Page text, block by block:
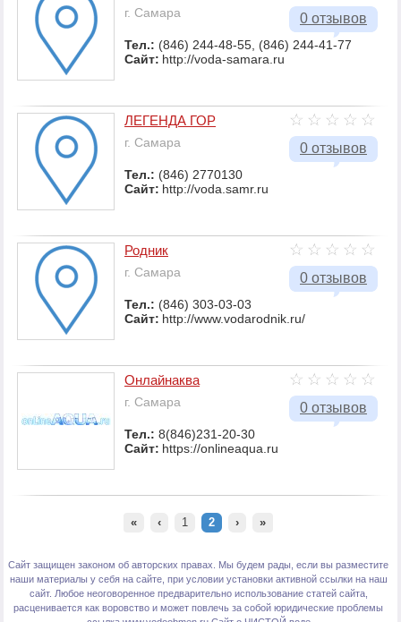
0 отзывов
г. Самара
Тел.: (846) 244-48-55, (846) 244-41-77
Сайт: http://voda-samara.ru
0 отзывов
ЛЕГЕНДА ГОР
г. Самара
Тел.: (846) 2770130
Сайт: http://voda.samr.ru
0 отзывов
Родник
г. Самара
Тел.: (846) 303-03-03
Сайт: http://www.vodarodnik.ru/
0 отзывов
Онлайнаква
г. Самара
Тел.: 8(846)231-20-30
Сайт: https://onlineaqua.ru
« ‹ 1 2 › »
Сайт защищен законом об авторских правах. Мы будем рады, если вы разместите
наши материалы у себя на сайте, при условии установки активной ссылки на наш
сайт. Любое неоговоренное предварительно использование статей сайта,
расценивается как воровство и может повлечь за собой юридические проблемы